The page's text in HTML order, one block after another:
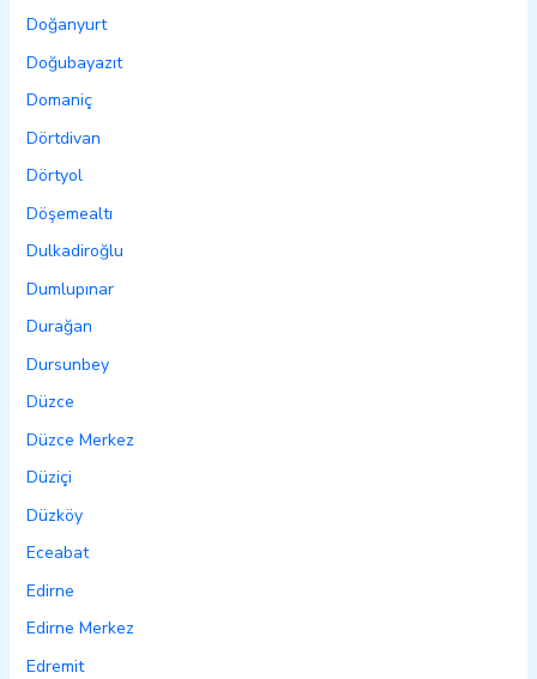
Doğanyurt
Doğubayazıt
Domaniç
Dörtdivan
Dörtyol
Döşemealtı
Dulkadiroğlu
Dumlupınar
Durağan
Dursunbey
Düzce
Düzce Merkez
Düziçi
Düzköy
Eceabat
Edirne
Edirne Merkez
Edremit